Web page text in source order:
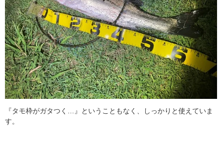
『タモ枠がガタつく…』ということもなく、しっかりと使えていま
す。